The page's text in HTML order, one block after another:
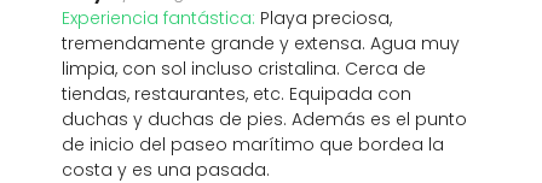
Experiencia fantástica: Playa preciosa,
tremendamente grande y extensa. Agua muy
limpia, con sol incluso cristalina. Cerca de
tiendas, restaurantes, etc. Equipada con
duchas y duchas de pies. Además es el punto
de inicio del paseo marítimo que bordea la
costa y es una pasada.